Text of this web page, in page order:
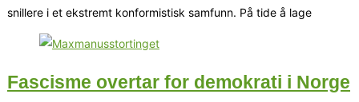
snillere i et ekstremt konformistisk samfunn. På tide å lage
Fascisme overtar for demokrati i Norge